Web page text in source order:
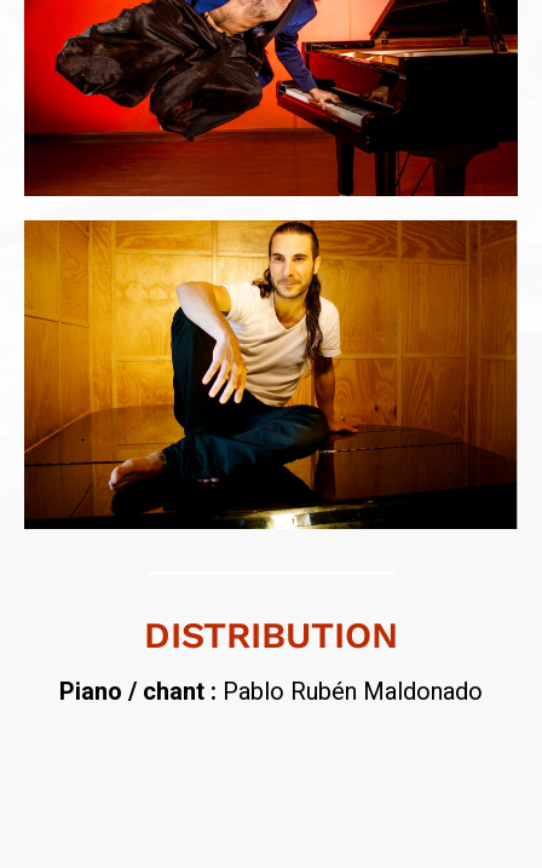
DISTRIBUTION
Piano / chant : Pablo Rubén Maldonado